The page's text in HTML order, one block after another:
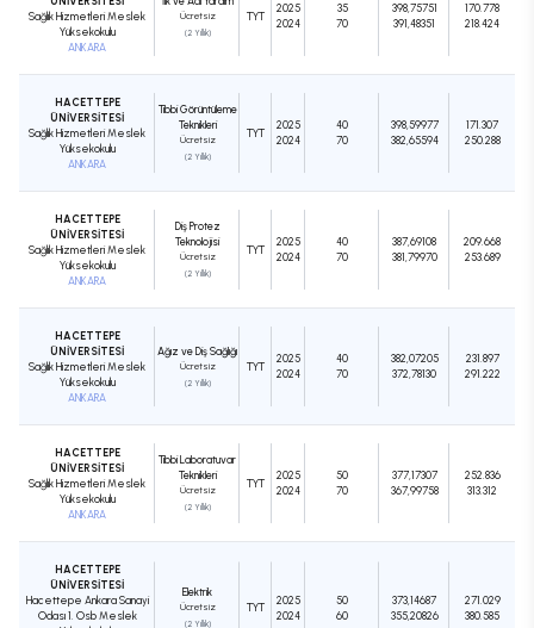
Sağlık Hizmetleri Meslek
Yüksekokulu
ANKARA
Ücretsiz
(2 Yıllık)
TYT
2025
2024
35
70
398,75751
391,48351
170.778
218.424
HACETTEPE
ÜNİVERSİTESİ
Sağlık Hizmetleri Meslek
Yüksekokulu
ANKARA
Tıbbi Görüntüleme
Teknikleri
Ücretsiz
(2 Yıllık)
TYT
2025
2024
40
70
398,59977
382,65594
171.307
250.288
HACETTEPE
ÜNİVERSİTESİ
Sağlık Hizmetleri Meslek
Yüksekokulu
ANKARA
Diş Protez
Teknolojisi
Ücretsiz
(2 Yıllık)
TYT
2025
2024
40
70
387,69108
381,79970
209.668
253.689
HACETTEPE
ÜNİVERSİTESİ
Sağlık Hizmetleri Meslek
Yüksekokulu
ANKARA
Ağız ve Diş Sağlığı
Ücretsiz
(2 Yıllık)
TYT
2025
2024
40
70
382,07205
372,78130
231.897
291.222
HACETTEPE
ÜNİVERSİTESİ
Sağlık Hizmetleri Meslek
Yüksekokulu
ANKARA
Tıbbi Laboratuvar
Teknikleri
Ücretsiz
(2 Yıllık)
TYT
2025
2024
50
70
377,17307
367,99758
252.836
313.312
HACETTEPE
ÜNİVERSİTESİ
Hacettepe Ankara Sanayi
Odası 1. Osb Meslek
Elektrik
Ücretsiz
(2 Yıllık)
TYT
2025
2024
50
60
373,14687
355,20826
271.029
380.585